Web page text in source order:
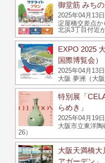
御堂筋 みち
2025年04月13
淀屋橋交差点か
北浜3丁目付近
EXPO 2025
国際博覧会）
2025年04月13
大阪 夢洲（大
特別展「
らめき」
2025年04月19
大阪市立東洋
26）
大阪天満橋